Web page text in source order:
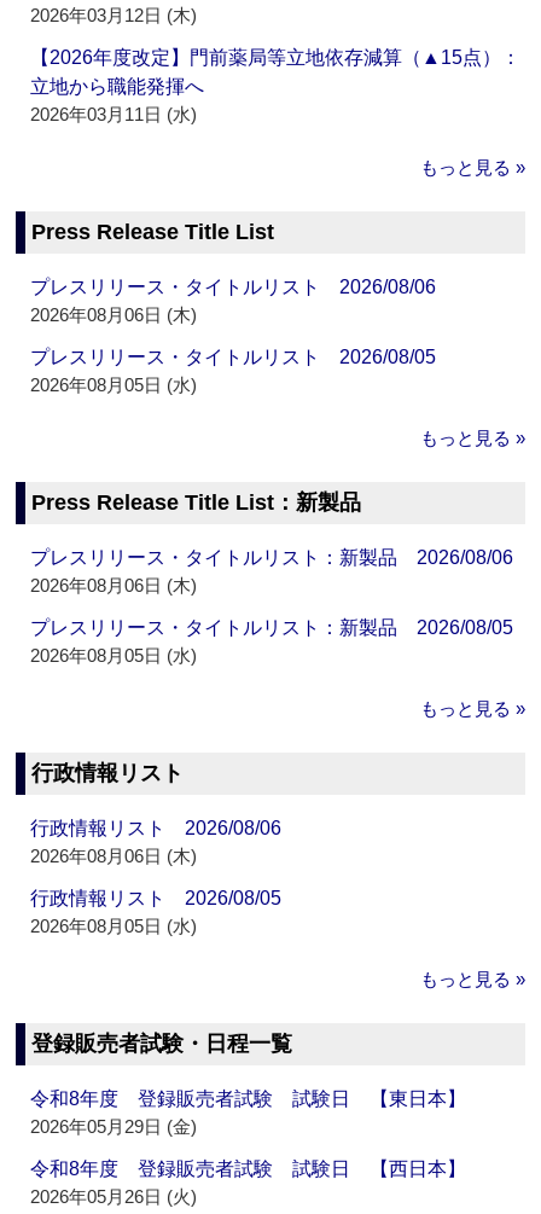
2026年03月12日 (木)
【2026年度改定】門前薬局等立地依存減算（▲15点）：
立地から職能発揮へ
2026年03月11日 (水)
もっと見る »
Press Release Title List
プレスリリース・タイトルリスト 2026/08/06
2026年08月06日 (木)
プレスリリース・タイトルリスト 2026/08/05
2026年08月05日 (水)
もっと見る »
Press Release Title List：新製品
プレスリリース・タイトルリスト：新製品 2026/08/06
2026年08月06日 (木)
プレスリリース・タイトルリスト：新製品 2026/08/05
2026年08月05日 (水)
もっと見る »
行政情報リスト
行政情報リスト 2026/08/06
2026年08月06日 (木)
行政情報リスト 2026/08/05
2026年08月05日 (水)
もっと見る »
登録販売者試験・日程一覧
令和8年度 登録販売者試験 試験日 【東日本】
2026年05月29日 (金)
令和8年度 登録販売者試験 試験日 【西日本】
2026年05月26日 (火)